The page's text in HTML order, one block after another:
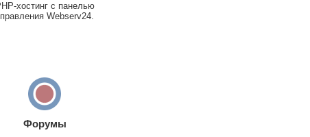
хостинг с панелью
Webserv24.
Форумы